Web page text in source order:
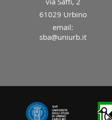
61029 Urbino
email:
sba@uniurb.it